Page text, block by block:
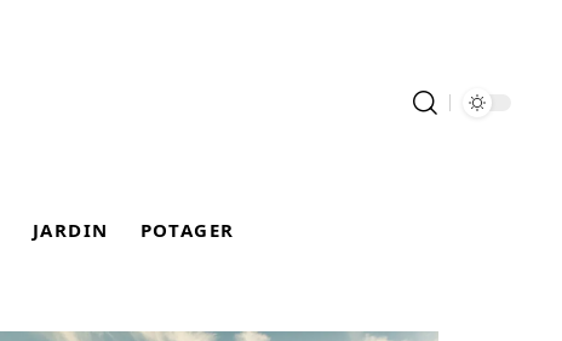
JARDIN POTAGER